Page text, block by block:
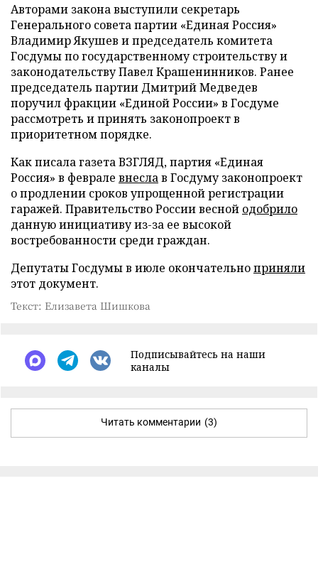
Авторами закона выступили секретарь
Генерального совета партии «Единая Россия»
Владимир Якушев и председатель комитета
Госдумы по государственному строительству и
законодательству Павел Крашенинников. Ранее
председатель партии Дмитрий Медведев
поручил фракции «Единой России» в Госдуме
рассмотреть и принять законопроект в
приоритетном порядке.
Как писала газета ВЗГЛЯД, партия «Единая
Россия» в феврале внеслав Госдуму законопроект
о продлении сроков упрощенной регистрации
гаражей. Правительство России весной одобрило
данную инициативу из-за ее высокой
востребованности среди граждан.
Депутаты Госдумы в июле окончательноприняли
этот документ.
Текст: Елизавета Шишкова
Подписывайтесь на наши
каналы
Читать комментарии (3)